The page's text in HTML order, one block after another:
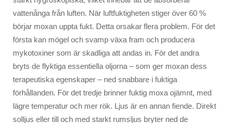
vattenånga från luften. När luftfuktigheten stiger över 60 %
börjar moxan uppta fukt. Detta orsakar flera problem. För det
första kan mögel och svamp växa fram och producera
mykotoxiner som är skadliga att andas in. För det andra
bryts de flyktiga essentiella oljorna – som ger moxan dess
terapeutiska egenskaper – ned snabbare i fuktiga
förhållanden. För det tredje brinner fuktig moxa ojämnt, med
lägre temperatur och mer rök. Ljus är en annan fiende. Direkt
solljus eller till och med starkt rumsljus bryter ned de